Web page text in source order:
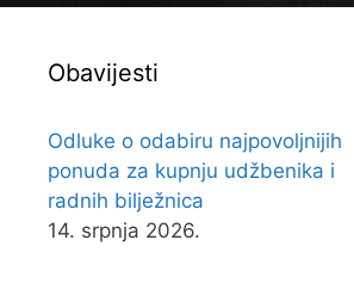
Obavijesti
Odluke o odabiru najpovoljnijih
ponuda za kupnju udžbenika i
radnih bilježnica
14. srpnja 2026.